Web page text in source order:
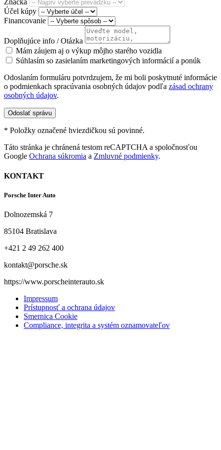
Značka
Účel kúpy
Financovanie
Doplňujúce info / Otázka
Mám záujem aj o výkup môjho starého vozidla
Súhlasím so zasielaním marketingových informácií a ponúk
Odoslaním formuláru potvrdzujem, že mi boli poskytnuté informácie
o podmienkach spracúvania osobných údajov podľa zásad ochrany
osobných údajov.
Odoslať správu
* Položky označené hviezdičkou sú povinné.
Táto stránka je chránená testom reCAPTCHA a spoločnosťou
Google Ochrana súkromia a Zmluvné podmienky.
KONTAKT
Porsche Inter Auto
Dolnozemská 7
85104 Bratislava
+421 2 49 262 400
kontakt@porsche.sk
https://www.porscheinterauto.sk
Impressum
Prístupnosť a ochrana údajov
Smernica Cookie
Compliance, integrita a systém oznamovateľov